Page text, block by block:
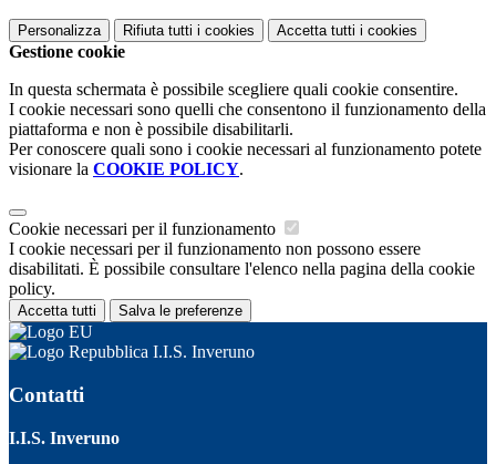
Personalizza Rifiuta tutti i cookies Accetta tutti i cookies
Gestione cookie
In questa schermata è possibile scegliere quali cookie consentire.
I cookie necessari sono quelli che consentono il funzionamento della
piattaforma e non è possibile disabilitarli.
Per conoscere quali sono i cookie necessari al funzionamento potete
visionare la COOKIE POLICY.
Cookie necessari per il funzionamento
I cookie necessari per il funzionamento non possono essere
disabilitati. È possibile consultare l'elenco nella pagina della cookie
policy.
Accetta tutti Salva le preferenze
I.I.S. Inveruno
Contatti
I.I.S. Inveruno